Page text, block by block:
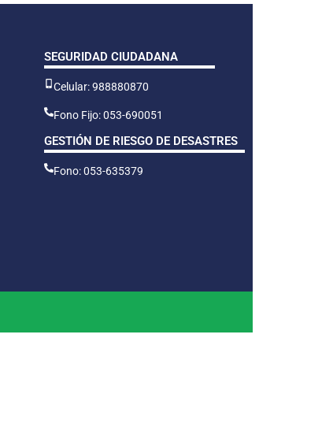
SEGURIDAD CIUDADANA
Celular: 988880870
Fono Fijo: 053-690051
GESTIÓN DE RIESGO DE DESASTRES
Fono: 053-635379